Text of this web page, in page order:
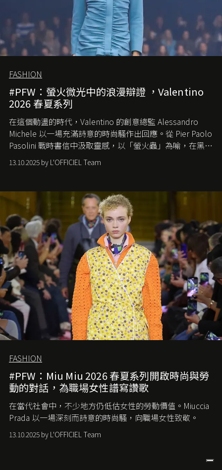
FASHION
#PFW：螢火微光中的浪漫辯證 ，Valentino
2026 春夏系列
在這個動盪的時代， Valentino 的創意總監 Alessandro
Michele 以一場充滿詩意的時尚騷作出回應。從 Pier Paolo
Pasolini 戰時書信中汲取靈感，以「螢火蟲」為喻，在黑暗
中找尋希望的微光。
13.10.2025 by L'OFFICIEL Team
FASHION
#PFW：Miu Miu 2026 春夏系列開啟時尚與勞
動的對話，為職場女性譜寫讚歌
在當代社會中，不少地方仍低估女性的勞動價值。 Miuccia
Prada 以一場深刻而詩意的時尚騷，向職場女性致敬。
13.10.2025 by L'OFFICIEL Team